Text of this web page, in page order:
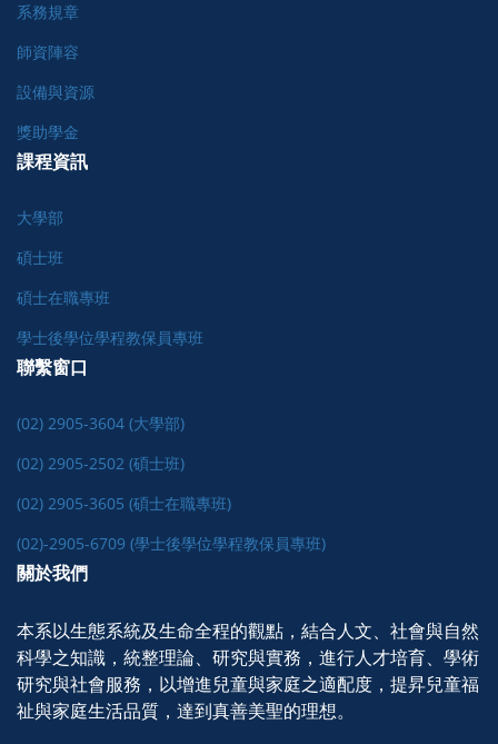
系務規章
師資陣容
設備與資源
獎助學金
課程資訊
大學部
碩士班
碩士在職專班
學士後學位學程教保員專班
聯繫窗口
(02) 2905-3604 (大學部)
(02) 2905-2502 (碩士班)
(02) 2905-3605 (碩士在職專班)
(02)-2905-6709 (學士後學位學程教保員專班)
關於我們
本系以生態系統及生命全程的觀點，結合人文、社會與自然
科學之知識，統整理論、研究與實務，進行人才培育、學術
研究與社會服務，以增進兒童與家庭之適配度，提昇兒童福
祉與家庭生活品質，達到真善美聖的理想。